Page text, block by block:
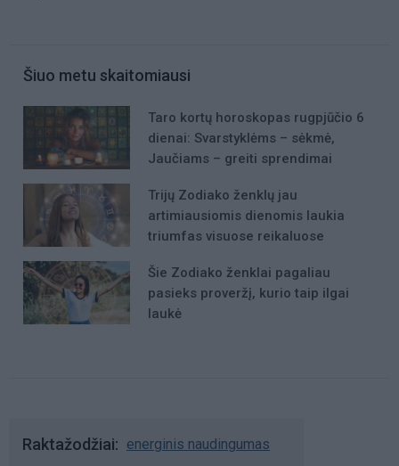
Šiuo metu skaitomiausi
Taro kortų horoskopas rugpjūčio 6
dienai: Svarstyklėms – sėkmė,
Jaučiams – greiti sprendimai
Trijų Zodiako ženklų jau
artimiausiomis dienomis laukia
triumfas visuose reikaluose
Šie Zodiako ženklai pagaliau
pasieks proveržį, kurio taip ilgai
laukė
Raktažodžiai energinis naudingumas